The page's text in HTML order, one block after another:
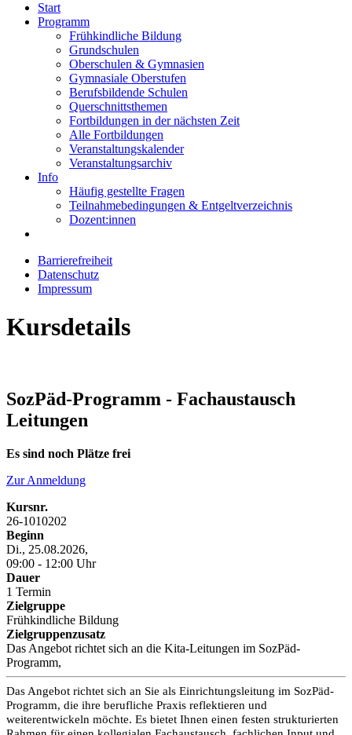
Start
Programm
Frühkindliche Bildung
Grundschulen
Oberschulen & Gymnasien
Gymnasiale Oberstufen
Berufsbildende Schulen
Querschnittsthemen
Fortbildungen in der nächsten Zeit
Alle Fortbildungen
Veranstaltungskalender
Veranstaltungsarchiv
Info
Häufig gestellte Fragen
Teilnahmebedingungen & Entgeltverzeichnis
Dozent:innen
Barrierefreiheit
Datenschutz
Impressum
Kursdetails
SozPäd-Programm - Fachaustausch
Leitungen
Es sind noch Plätze frei
Zur Anmeldung
Kursnr.
26-1010202
Beginn
Di., 25.08.2026,
09:00 - 12:00 Uhr
Dauer
1 Termin
Zielgruppe
Frühkindliche Bildung
Zielgruppenzusatz
Das Angebot richtet sich an die Kita-Leitungen im SozPäd-
Programm,
Das Angebot richtet sich an Sie als Einrichtungsleitung im SozPäd-
Programm, die ihre berufliche Praxis reflektieren und
weiterentwickeln möchte. Es bietet Ihnen einen festen strukturierten